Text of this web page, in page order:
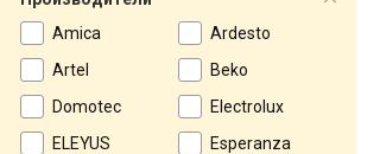
Amica
Ardesto
Artel
Beko
Domotec
Electrolux
ELEYUS
Esperanza